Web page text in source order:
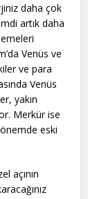
daha çok
artık daha
Venüs ve
ve para
Venüs
yakın
Merkür ise
eski
açının